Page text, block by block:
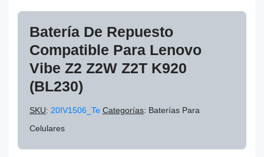
Batería De Repuesto
Compatible Para Lenovo
Vibe Z2 Z2W Z2T K920
(BL230)
SKU: 20IV1506_Te Categorías: Baterías Para
Celulares